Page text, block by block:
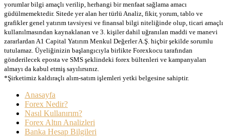
yorumlar bilgi amaçlı verilip, herhangi bir menfaat sağlama amacı
güdülmemektedir. Sitede yer alan her türlü Analiz, fikir, yorum, tablo ve
grafikler genel yatırım tavsiyesi ve finansal bilgi niteliğinde olup, ticari amaçlı
kullanılmasından kaynaklanan ve 3. kişiler dahil uğranılan maddi ve manevi
zararlardan A1 Capital Yatırım Menkul Değerler A.Ş. hiçbir şekilde sorumlu
tutulamaz. Üyeliğinizin başlangıcıyla birlikte Forexkocu tarafından
gönderilecek eposta ve SMS şeklindeki forex bültenleri ve kampanyaları
almayı da kabul etmiş sayılırsınız.
*Şirketimiz kaldıraçlı alım-satım işlemleri yetki belgesine sahiptir.
Anasayfa
Forex Nedir?
Nasıl Kullanırım?
Forex Altın Analizleri
Banka Hesap Bilgileri